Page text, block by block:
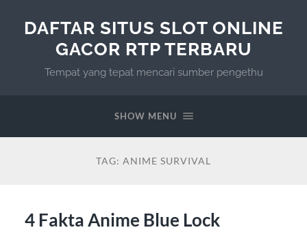
DAFTAR SITUS SLOT ONLINE
GACOR RTP TERBARU
Tempat yang tepat mencari sumber pengethu
SHOW MENU
TAG: ANIME SURVIVAL
4 Fakta Anime Blue Lock